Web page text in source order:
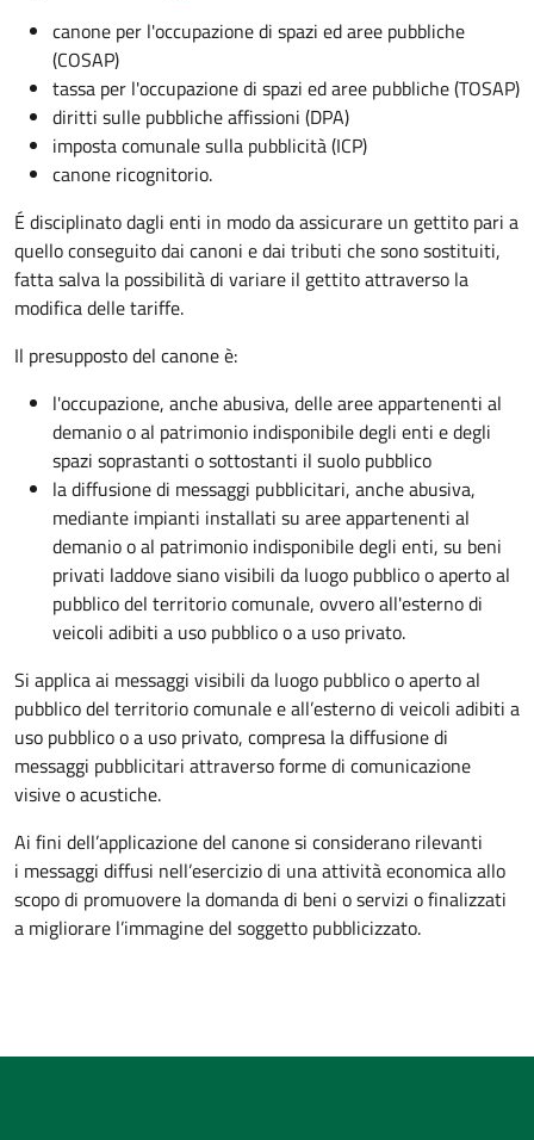
canone per l'occupazione di spazi ed aree pubbliche
(COSAP)
tassa per l'occupazione di spazi ed aree pubbliche (TOSAP)
diritti sulle pubbliche affissioni (DPA)
imposta comunale sulla pubblicità (ICP)
canone ricognitorio.
É disciplinato dagli enti in modo da assicurare un gettito pari a
quello conseguito dai canoni e dai tributi che sono sostituiti,
fatta salva la possibilità di variare il gettito attraverso la
modifica delle tariffe.
Il presupposto del canone è:
l'occupazione, anche abusiva, delle aree appartenenti al
demanio o al patrimonio indisponibile degli enti e degli
spazi soprastanti o sottostanti il suolo pubblico
la diffusione di messaggi pubblicitari, anche abusiva,
mediante impianti installati su aree appartenenti al
demanio o al patrimonio indisponibile degli enti, su beni
privati laddove siano visibili da luogo pubblico o aperto al
pubblico del territorio comunale, ovvero all'esterno di
veicoli adibiti a uso pubblico o a uso privato.
Si applica ai messaggi visibili da luogo pubblico o aperto al
pubblico del territorio comunale e all’esterno di veicoli adibiti a
uso pubblico o a uso privato, compresa la diffusione di
messaggi pubblicitari attraverso forme di comunicazione
visive o acustiche.
Ai fini dell’applicazione del canone si considerano rilevanti
i messaggi diffusi nell’esercizio di una attività economica allo
scopo di promuovere la domanda di beni o servizi o finalizzati
a migliorare l’immagine del soggetto pubblicizzato.